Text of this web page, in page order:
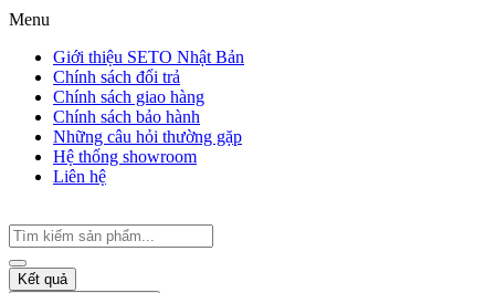
Menu
Giới thiệu SETO Nhật Bản
Chính sách đổi trả
Chính sách giao hàng
Chính sách bảo hành
Những câu hỏi thường gặp
Hệ thống showroom
Liên hệ
Kết quả